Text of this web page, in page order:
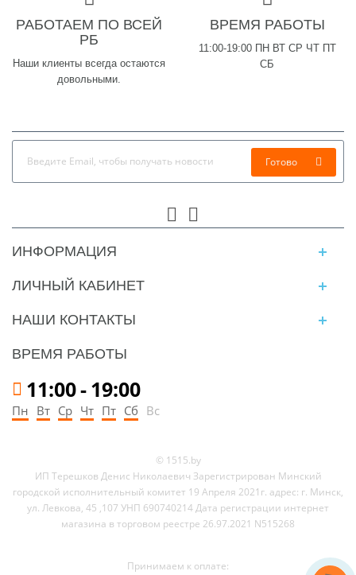
РАБОТАЕМ ПО ВСЕЙ
РБ
Наши клиенты всегда остаются
довольными.
ВРЕМЯ РАБОТЫ
11:00-19:00 ПН ВТ СР ЧТ ПТ
СБ
Готово
ИНФОРМАЦИЯ
ЛИЧНЫЙ КАБИНЕТ
НАШИ КОНТАКТЫ
ВРЕМЯ РАБОТЫ
11:00-19:00
Пн Вт Ср Чт Пт Сб Вс
© 1515.by
ИП Терешков Денис Николаевич Зарегистрирован Минский
городской исполнительный комитет 19 Апреля 2021г. адрес: г. Минск,
ул. Левкова, 45 ,107 УНП 690740214 Дата регистрации интернет
магазина в торговом реестре 26.97.2021 N515268
Принимаем к оплате: